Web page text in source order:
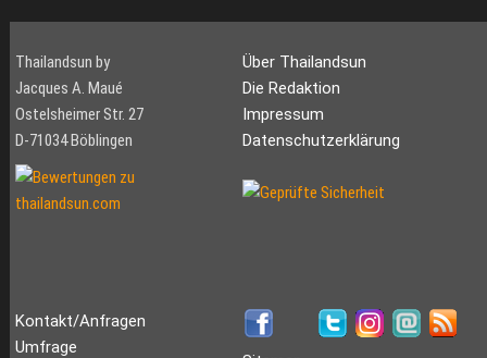
Thailandsun by
Jacques A. Maué
Ostelsheimer Str. 27
D-71034 Böblingen
Über Thailandsun
Die Redaktion
Impressum
Datenschutzerklärung
Kontakt/Anfragen
Umfrage